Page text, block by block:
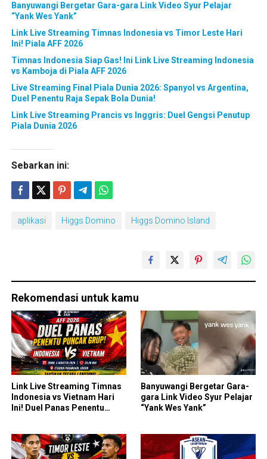
Banyuwangi Bergetar Gara-gara Link Video Syur Pelajar
“Yank Wes Yank”
Link Live Streaming Timnas Indonesia vs Timor Leste Hari
Ini! Piala AFF 2026
Timnas Indonesia Siap Gas! Ini Link Live Streaming Indonesia
vs Kamboja di Piala AFF 2026
Live Streaming Final Piala Dunia 2026: Spanyol vs Argentina,
Duel Penentu Raja Sepak Bola Dunia!
Link Live Streaming Prancis vs Inggris: Duel Gengsi Penutup
Piala Dunia 2026
Sebarkan ini:
aplikasi Higgs Domino Higgs Domino Island
Rekomendasi untuk kamu
Link Live Streaming Timnas
Indonesia vs Vietnam Hari
Ini! Duel Panas Penentu
Banyuwangi Bergetar Gara-
gara Link Video Syur Pelajar
“Yank Wes Yank”